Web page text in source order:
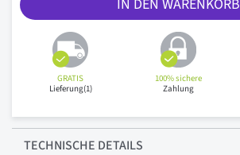
IN DEN WARENKORB
GRATIS
Lieferung(1)
100% sichere
Zahlung
TECHNISCHE DETAILS